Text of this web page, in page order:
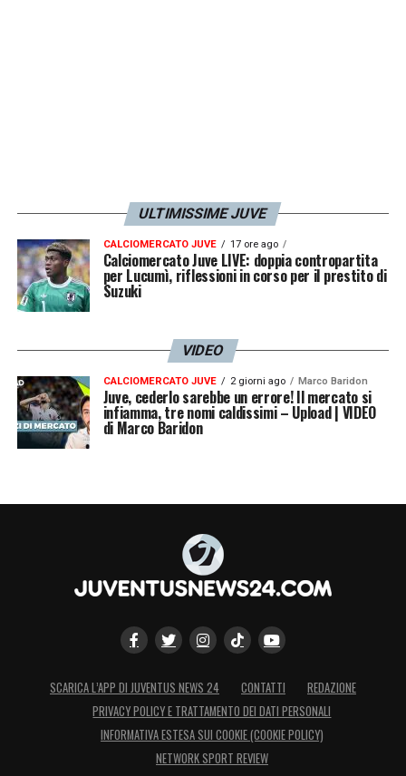
ULTIMISSIME JUVE
CALCIOMERCATO JUVE 17 ore ago
Calciomercato Juve LIVE: doppia contropartita
per Lucumì, riflessioni in corso per il prestito di
Suzuki
VIDEO
CALCIOMERCATO JUVE 2 giorni ago Marco Baridon
Juve, cederlo sarebbe un errore! Il mercato si
infiamma, tre nomi caldissimi – Upload | VIDEO
di Marco Baridon
SCARICA L’APP DI JUVENTUS NEWS 24 CONTATTI
REDAZIONE
PRIVACY POLICY E TRATTAMENTO DEI DATI PERSONALI
INFORMATIVA ESTESA SUI COOKIE (COOKIE POLICY)
NETWORK SPORT REVIEW